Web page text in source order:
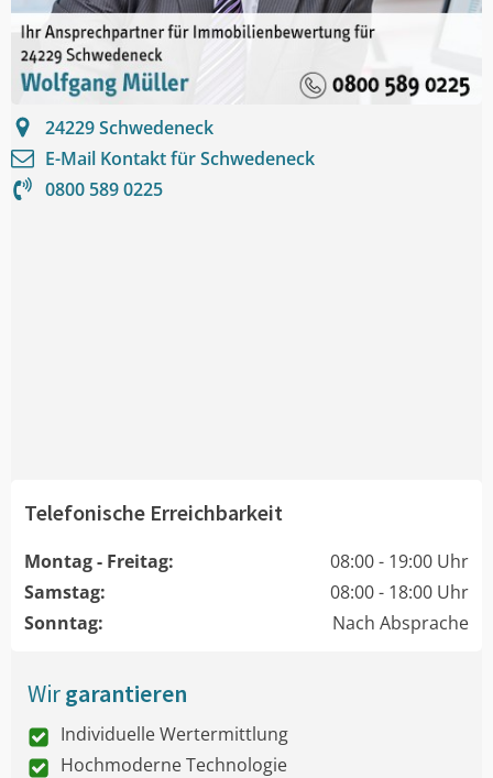
24229Schwedeneck
E-Mail Kontakt fürSchwedeneck
0800 589 0225
Telefonische Erreichbarkeit
Montag - Freitag:
08:00 - 19:00 Uhr
Samstag:
08:00 - 18:00 Uhr
Sonntag:
Nach Absprache
Wirgarantieren
Individuelle Wertermittlung
Hochmoderne Technologie